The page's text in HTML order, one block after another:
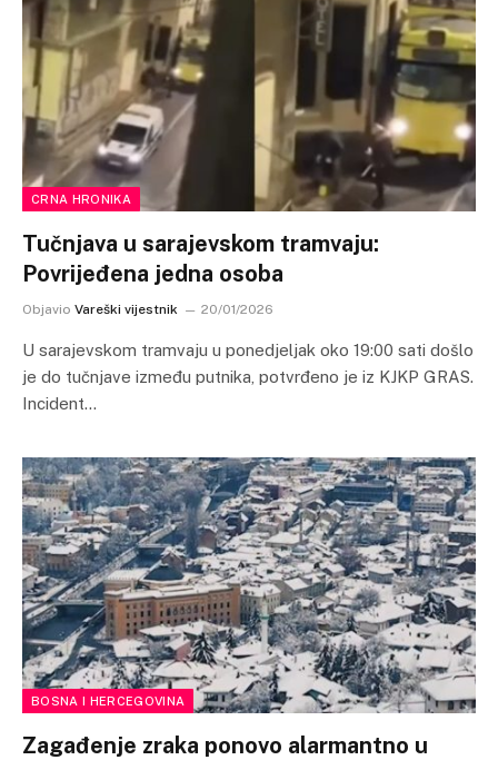
CRNA HRONIKA
Tučnjava u sarajevskom tramvaju:
Povrijeđena jedna osoba
Objavio Vareški vijestnik 20/01/2026
U sarajevskom tramvaju u ponedjeljak oko 19:00 sati došlo
je do tučnjave između putnika, potvrđeno je iz KJKP GRAS.
Incident…
BOSNA I HERCEGOVINA
Zagađenje zraka ponovo alarmantno u